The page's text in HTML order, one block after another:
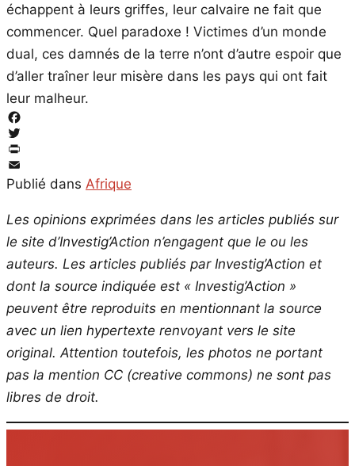
échappent à leurs griffes, leur calvaire ne fait que
commencer. Quel paradoxe ! Victimes d’un monde
dual, ces damnés de la terre n’ont d’autre espoir que
d’aller traîner leur misère dans les pays qui ont fait
leur malheur.
Facebook
Twitter
PrintFriendly
Email
Publié dans Afrique
Les opinions exprimées dans les articles publiés sur
le site d’Investig’Action n’engagent que le ou les
auteurs. Les articles publiés par Investig’Action et
dont la source indiquée est « Investig’Action »
peuvent être reproduits en mentionnant la source
avec un lien hypertexte renvoyant vers le site
original. Attention toutefois, les photos ne portant
pas la mention CC (creative commons) ne sont pas
libres de droit.